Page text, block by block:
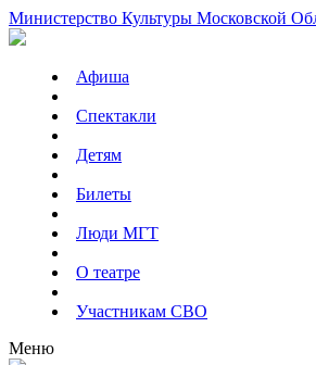
Министерство Культуры Московской
Афиша
Спектакли
Детям
Билеты
Люди МГТ
О театре
Участникам СВО
Меню